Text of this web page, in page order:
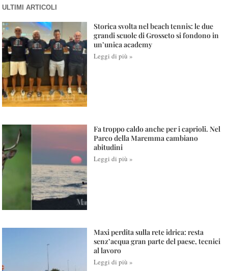
ULTIMI ARTICOLI
Storica svolta nel beach tennis: le due
grandi scuole di Grosseto si fondono in
un’unica academy
Leggi di più »
Fa troppo caldo anche per i caprioli. Nel
Parco della Maremma cambiano
abitudini
Leggi di più »
Maxi perdita sulla rete idrica: resta
senz’acqua gran parte del paese, tecnici
al lavoro
Leggi di più »